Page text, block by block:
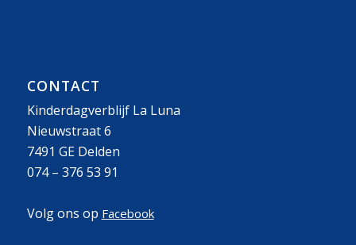
CONTACT
Kinderdagverblijf La Luna
Nieuwstraat 6
7491 GE Delden
074 – 376 53 91
Volg ons op Facebook